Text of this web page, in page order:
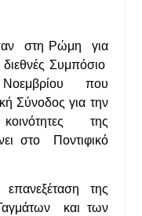
στη Ρώμη για
Συμπόσιο
που
Σύνοδος για την
της
στο Ποντιφικό
της
και των